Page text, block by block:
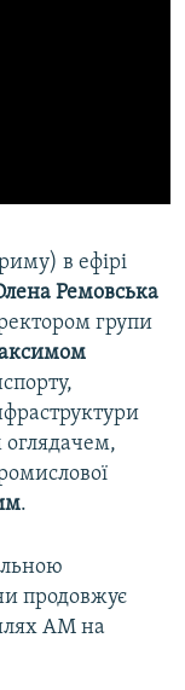
в ефірі
Ремовська
групи
.
продовжує
АМ на